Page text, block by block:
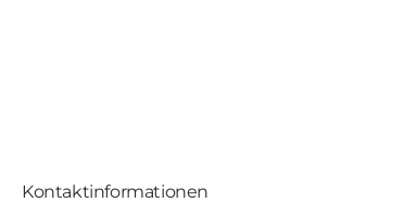
Kontaktinformationen